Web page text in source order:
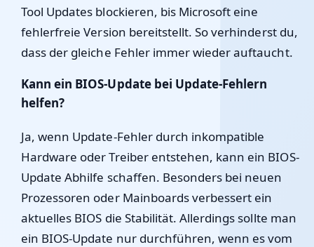
Tool Updates blockieren, bis Microsoft eine
fehlerfreie Version bereitstellt. So verhinderst du,
dass der gleiche Fehler immer wieder auftaucht.
Kann ein BIOS-Update bei Update-Fehlern
helfen?
Ja, wenn Update-Fehler durch inkompatible
Hardware oder Treiber entstehen, kann ein BIOS-
Update Abhilfe schaffen. Besonders bei neuen
Prozessoren oder Mainboards verbessert ein
aktuelles BIOS die Stabilität. Allerdings sollte man
ein BIOS-Update nur durchführen, wenn es vom